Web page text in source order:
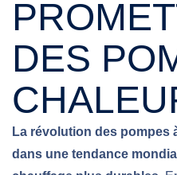
DES
La révolution des pompes
dans une tendance